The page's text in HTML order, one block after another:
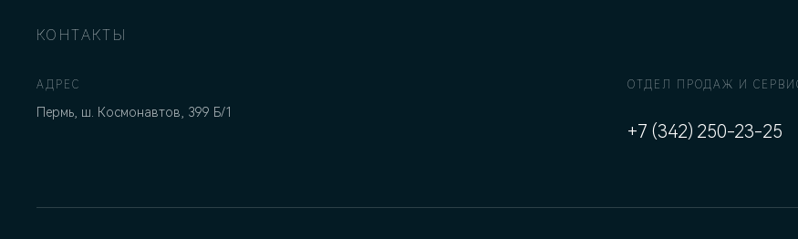
КОНТАКТЫ
АДРЕС
Пермь, ш. Космонавтов, 399 Б/1
ОТДЕЛ ПРОДАЖ И
+7 (342) 250-23-25